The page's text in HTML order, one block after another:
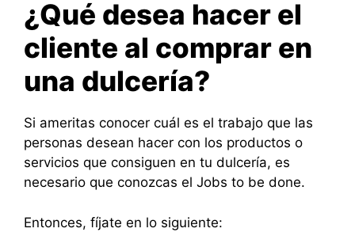
¿Qué desea hacer el
cliente al comprar en
una dulcería?
Si ameritas conocer cuál es el trabajo que las
personas desean hacer con los productos o
servicios que consiguen en tu dulcería, es
necesario que conozcas el Jobs to be done.
Entonces, fíjate en lo siguiente: